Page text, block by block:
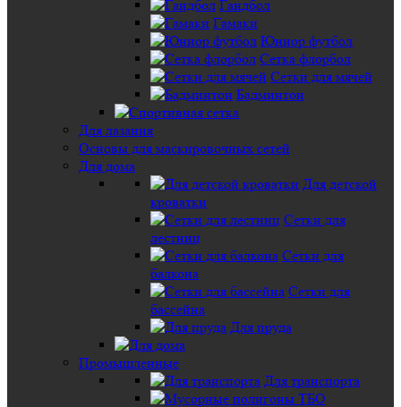
Гандбол
Гамаки
Юниор футбол
Сетка флорбол
Сетки для мячей
Бадминтон
Для лазания
Основы для маскировочных сетей
Для дома
Для детской
кроватки
Сетки для
лестниц
Сетки для
балкона
Сетки для
бассейна
Для пруда
Промышленные
Для транспорта